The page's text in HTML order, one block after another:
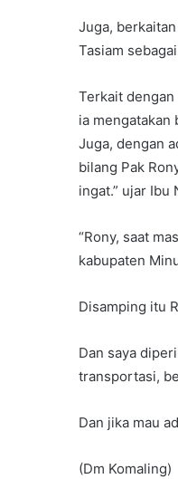
Juga,
Tasiam
Terkait
ia mengatakan
Juga, dengan
bilang Pak
ingat.” ujar Ibu
“Rony, saat
kabupaten
Disamping itu
Dan saya
transportasi,
Dan jika mau
(Dm Komaling)